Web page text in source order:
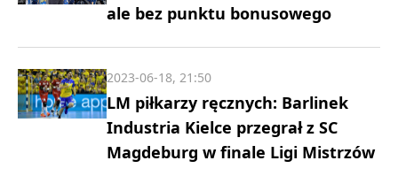
ale bez punktu bonusowego
LM piłkarzy ręcznych: Barlinek
Industria Kielce przegrał z SC
Magdeburg w finale Ligi Mistrzów
2023-06-18, 21:50